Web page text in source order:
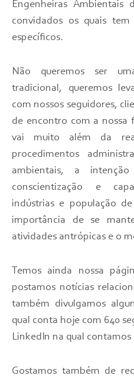
Engenheiras
convidados os quais
específicos.
Não queremos ser
tradicional, queremos
com nossos seguidores,
de encontro com a nossa
vai muito além da
procedimentos
ambientais, a
conscientização e
indústrias e população
importância de se
atividades antrópicas e o
Temos ainda nossa
postamos notícias
também divulgamos
qual conta hoje com 640
LinkedIn na qual contamos
Gostamos também de